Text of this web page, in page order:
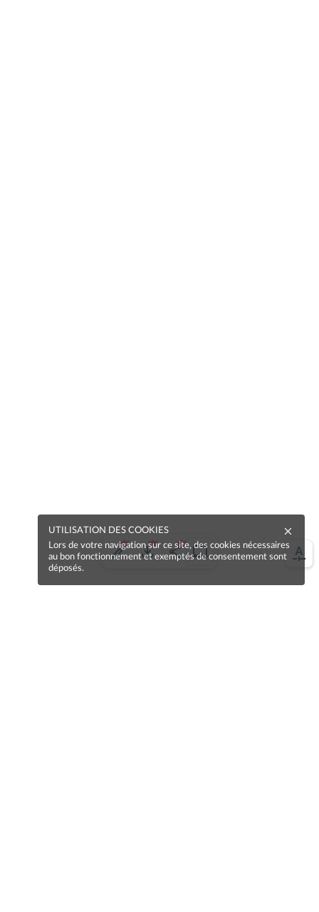
UTILISATION DES COOKIES
Lors de votre navigation sur ce site, des cookies nécessaires
au bon fonctionnement et exemptés de consentement sont
déposés.